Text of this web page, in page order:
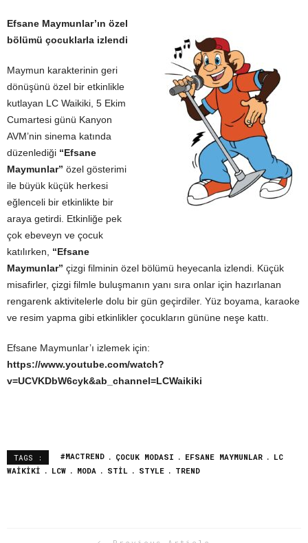
Efsane Maymunlar’ın özel
bölümü çocuklarla izlendi
Maymun karakterinin geri
dönüşünü özel bir etkinlikle
kutlayan LC Waikiki, 5 Ekim
Cumartesi günü Kanyon
AVM’nin sinema katında
düzenlediği “Efsane
Maymunlar” özel gösterimi
ile büyük küçük herkesi
eğlenceli bir etkinlikte bir
araya getirdi. Etkinliğe pek
çok ebeveyn ve çocuk
katılırken, “Efsane
Maymunlar” çizgi filminin özel bölümü heyecanla izlendi. Küçük
misafirler, çizgi filmle buluşmanın yanı sıra onlar için hazırlanan
rengarenk aktivitelerle dolu bir gün geçirdiler. Yüz boyama, karaoke
ve resim yapma gibi etkinlikler çocukların gününe neşe kattı.
Efsane Maymunlar’ı izlemek için:
https://www.youtube.com/watch?
v=UCVKDbW6cyk&ab_channel=LCWaikiki
TAGS : #MACTREND ÇOCUK MODASI EFSANE MAYMUNLAR
LC
WAIKIKI
LCW MODA STIL STYLE TREND